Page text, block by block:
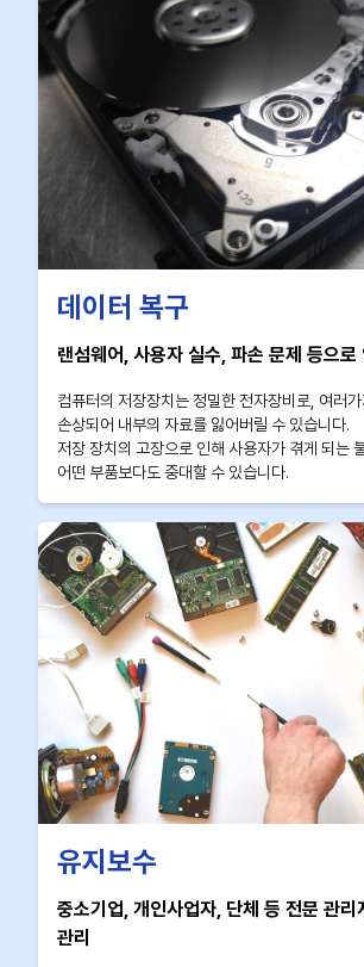
데이터 복구
랜섬웨어, 사용자 실수, 파손 문제 등으로
컴퓨터의 저장장치는 정밀한 전자장비로, 여러
손상되어 내부의 자료를 잃어버릴 수 있습니다.
저장 장치의 고장으로 인해 사용자가 겪게 되는
어떤 부품보다도 중대할 수 있습니다.
유지보수
중소기업, 개인사업자, 단체 등 전문 관리
관리